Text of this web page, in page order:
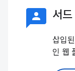
3p 서
삽입
인 웹